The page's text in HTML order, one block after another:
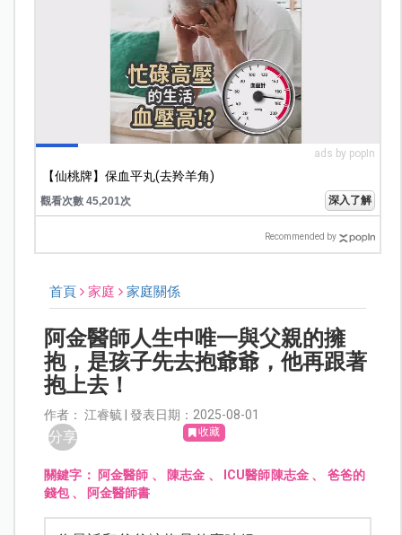
ads by popIn
【仙桃牌】保血平丸(去羚羊角)
觀看次數 45,201次 深入了解
Recommended by
首頁 家庭 家庭關係
阿金醫師人生中唯一與父親的擁
抱，是孩子先去抱爺爺，他再跟著
抱上去！
作者： 江睿毓 | 發表日期：2025-08-01
分享 收藏
關鍵字： 阿金醫師 、 陳志金 、 ICU醫師陳志金 、 爸爸的
錢包、 阿金醫師書